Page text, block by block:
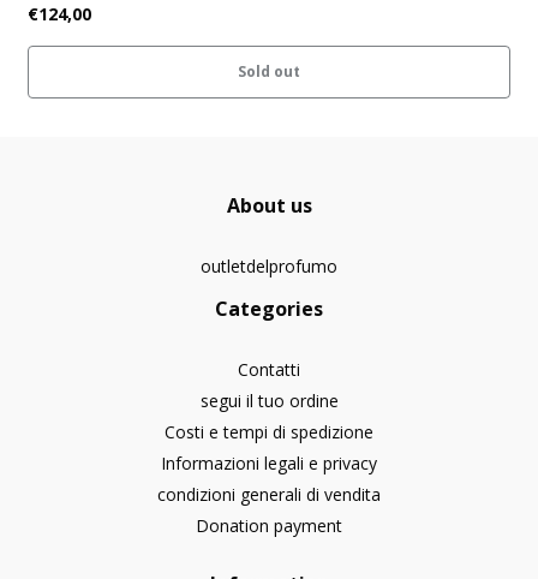
€124,00
Sold out
About us
outletdelprofumo
Categories
Contatti
segui il tuo ordine
Costi e tempi di spedizione
Informazioni legali e privacy
condizioni generali di vendita
Donation payment